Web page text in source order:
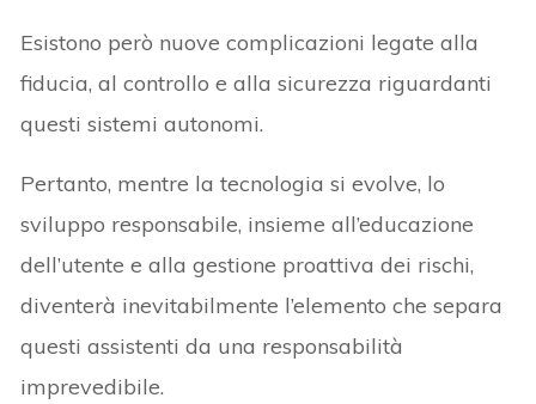
Esistono però nuove complicazioni legate alla
fiducia, al controllo e alla sicurezza riguardanti
questi sistemi autonomi.
Pertanto, mentre la tecnologia si evolve, lo
sviluppo responsabile, insieme all’educazione
dell’utente e alla gestione proattiva dei rischi,
diventerà inevitabilmente l’elemento che separa
questi assistenti da una responsabilità
imprevedibile.